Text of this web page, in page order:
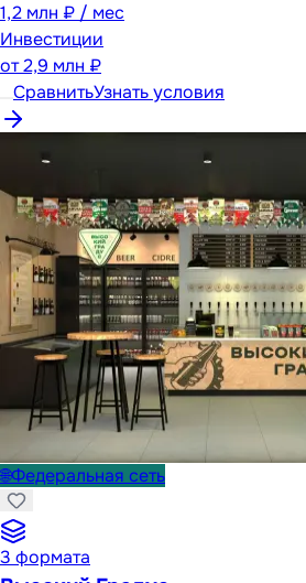
1,2 млн ₽ / мес
Инвестиции
от2,9 млн ₽
СравнитьУзнать условия
🌐Федеральная сеть
3 формата